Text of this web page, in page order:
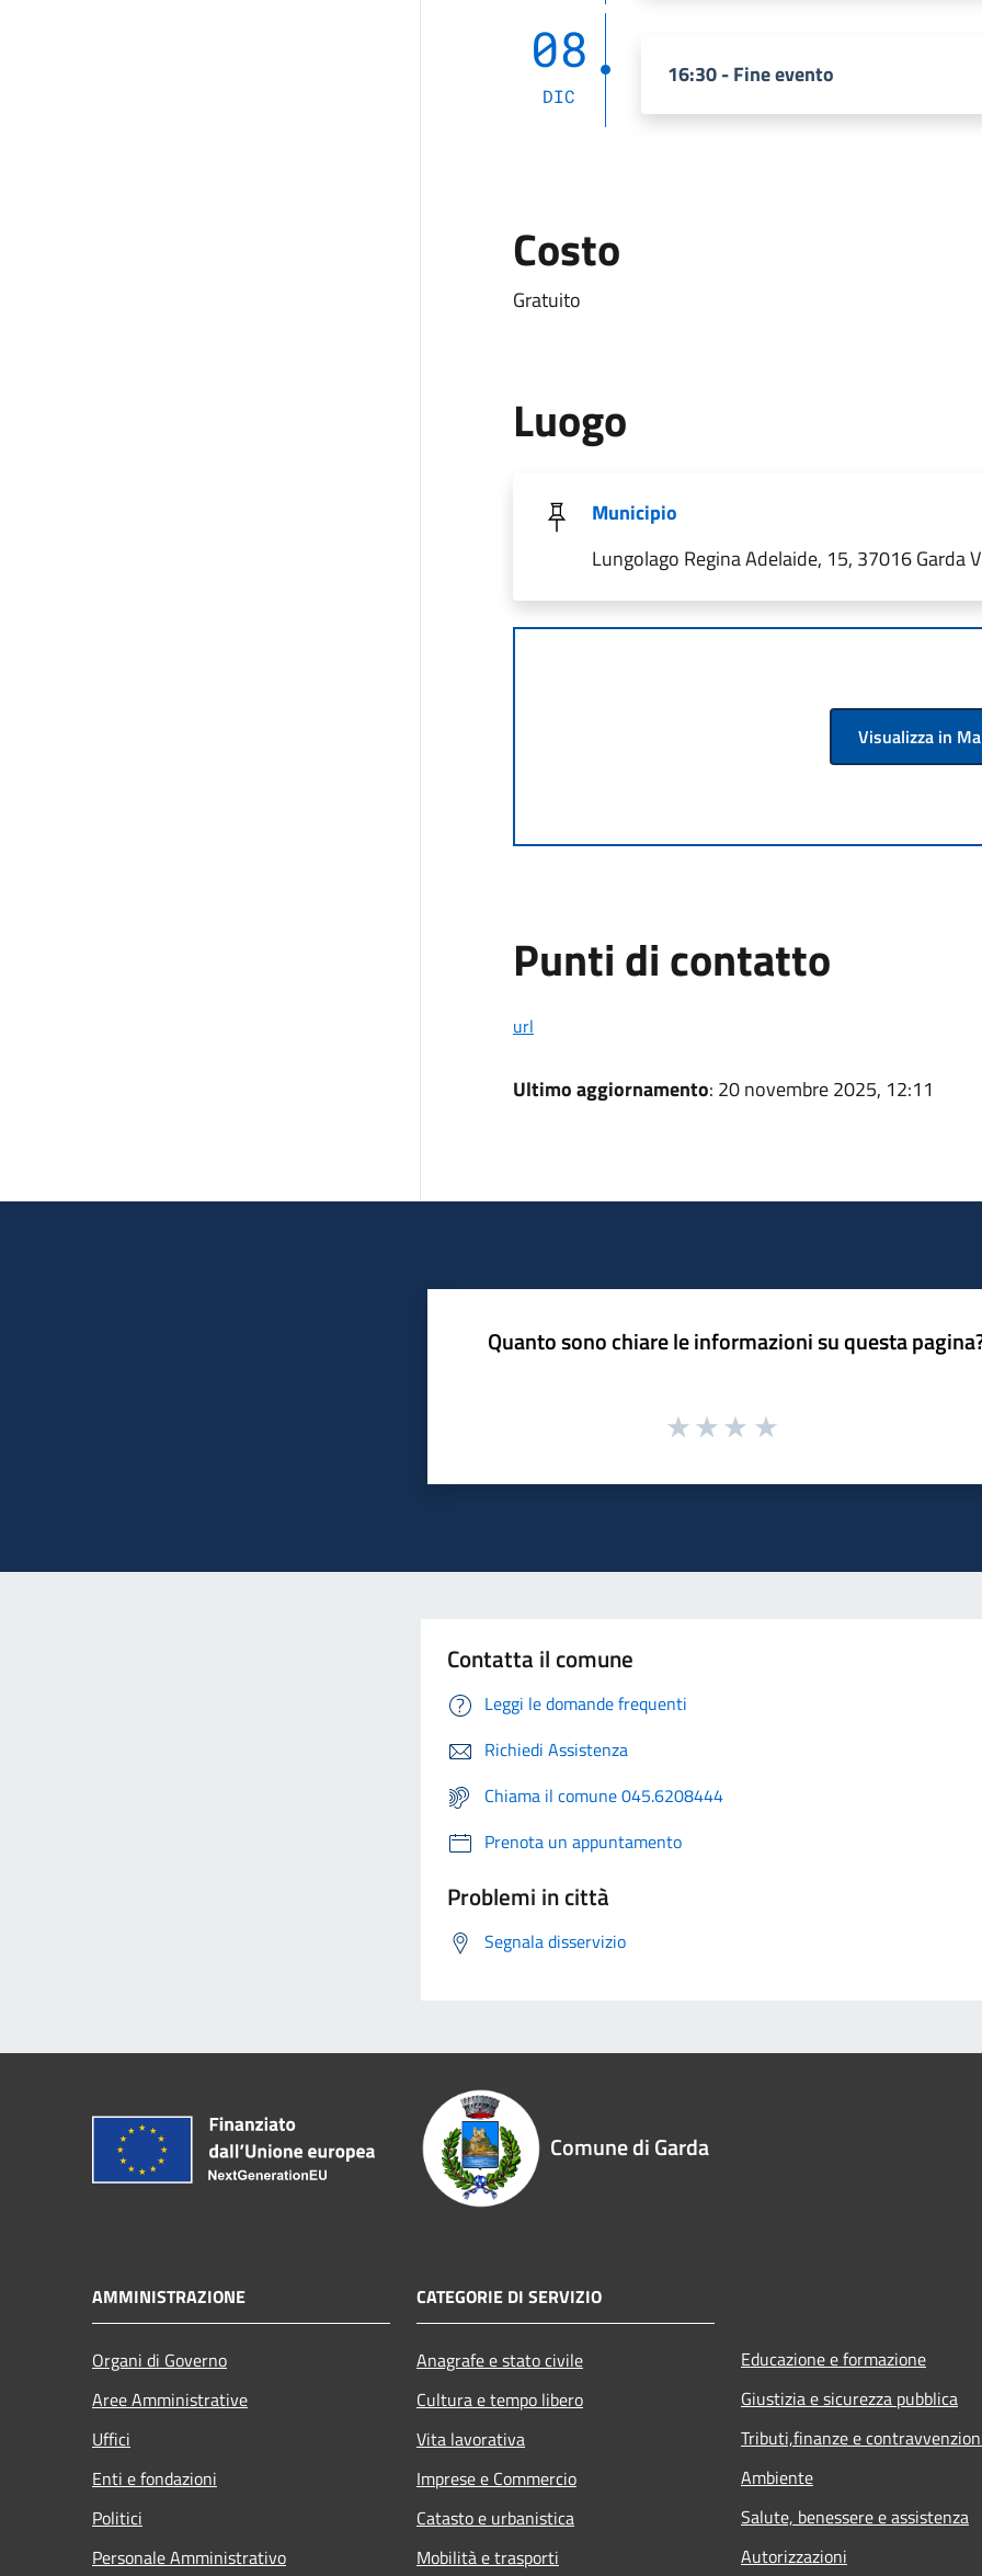
08
DIC
16:30 - Fine evento
Costo
Gratuito
Luogo
Municipio
Lungolago Regina Adelaide, 15, 37016 Garda
Visualizza in
Punti di contatto
url
Ultimo aggiornamento: 20 novembre 2025, 12:11
Quanto sono chiare le informazioni su questa
Contatta il comune
Leggi le domande frequenti
Richiedi Assistenza
Chiama il comune 045.6208444
Prenota un appuntamento
Problemi in città
Segnala disservizio
Comune di Garda
AMMINISTRAZIONE
Organi di Governo
Aree Amministrative
Uffici
Enti e fondazioni
Politici
Personale Amministrativo
CATEGORIE DI SERVIZIO
Anagrafe e stato civile
Cultura e tempo libero
Vita lavorativa
Imprese e Commercio
Catasto e urbanistica
Mobilità e trasporti
Educazione e formazione
Giustizia e sicurezza pubblica
Tributi,finanze e
Ambiente
Salute, benessere e assistenza
Autorizzazioni